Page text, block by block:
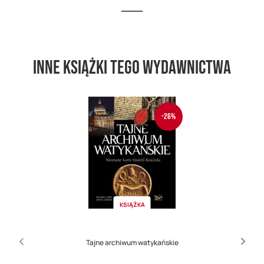
Inne książki tego wydawnictwa
-26%
KSIĄŻKA
Tajne archiwum watykańskie